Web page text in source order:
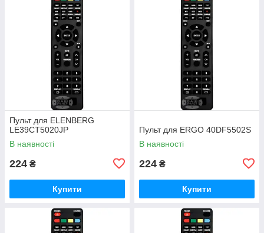
Пульт для ELENBERG
LE39CT5020JP
В наявності
224 ₴
Купити
Пульт для ERGO 40DF5502S
В наявності
224 ₴
Купити